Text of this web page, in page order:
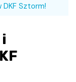
Sztorm!